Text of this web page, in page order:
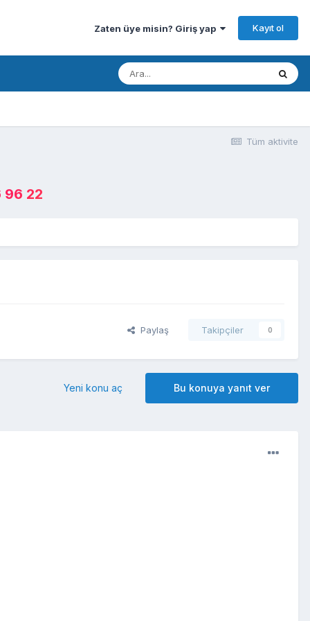
Zaten üye misin? Giriş yap Kayıt ol
Tüm aktivite
96 22
Paylaş Takipçiler 0
Bu konuya yanıt ver
Yeni konu aç